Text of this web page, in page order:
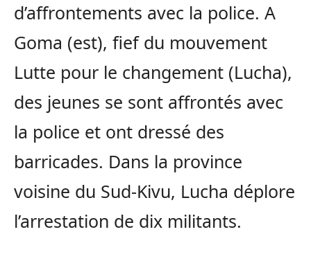
d’affrontements avec la police. A
Goma (est), fief du mouvement
Lutte pour le changement (Lucha),
des jeunes se sont affrontés avec
la police et ont dressé des
barricades. Dans la province
voisine du Sud-Kivu, Lucha déplore
l’arrestation de dix militants.